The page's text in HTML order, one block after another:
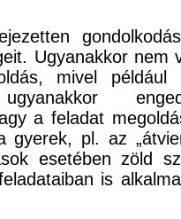
Ugyanakkor
mivel például
ugyanakkor
a feladat
gyerek, pl. az
esetében zöld
is